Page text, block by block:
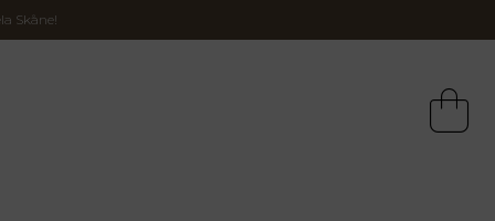
Skåne!